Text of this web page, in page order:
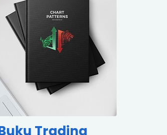
Trading